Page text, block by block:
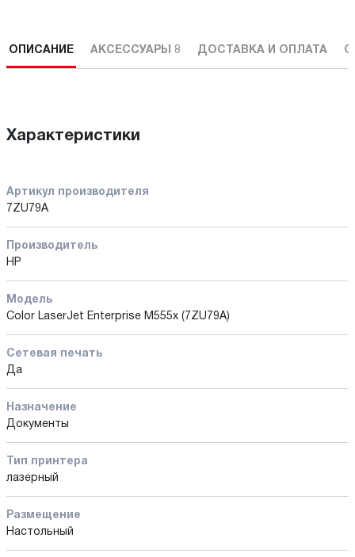
ОПИСАНИЕ АКСЕССУАРЫ 8 ДОСТАВКА И ОПЛАТА
Характеристики
Артикул производителя
7ZU79A
Производитель
HP
Модель
Color LaserJet Enterprise M555x (7ZU79A)
Сетевая печать
Да
Назначение
Документы
Тип принтера
лазерный
Размещение
Настольный